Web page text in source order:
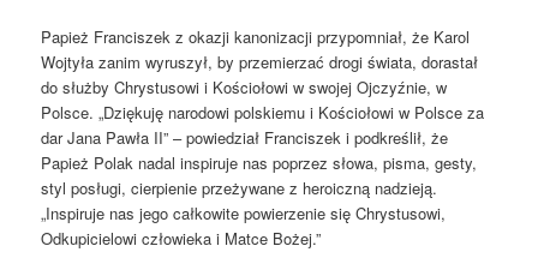
Papież Franciszek z okazji kanonizacji przypomniał, że Karol
Wojtyła zanim wyruszył, by przemierzać drogi świata, dorastał
do służby Chrystusowi i Kościołowi w swojej Ojczyźnie, w
Polsce. „Dziękuję narodowi polskiemu i Kościołowi w Polsce za
dar Jana Pawła II” – powiedział Franciszek i podkreślił, że
Papież Polak nadal inspiruje nas poprzez słowa, pisma, gesty,
styl posługi, cierpienie przeżywane z heroiczną nadzieją.
„Inspiruje nas jego całkowite powierzenie się Chrystusowi,
Odkupicielowi człowieka i Matce Bożej.”